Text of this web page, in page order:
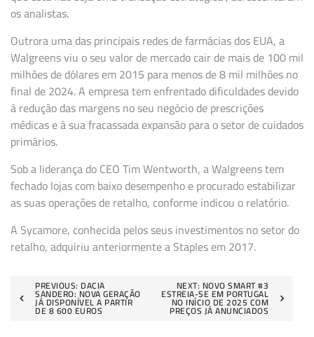
os analistas.
Outrora uma das principais redes de farmácias dos EUA, a
Walgreens viu o seu valor de mercado cair de mais de 100 mil
milhões de dólares em 2015 para menos de 8 mil milhões no
final de 2024. A empresa tem enfrentado dificuldades devido
à redução das margens no seu negócio de prescrições
médicas e à sua fracassada expansão para o setor de cuidados
primários.
Sob a liderança do CEO Tim Wentworth, a Walgreens tem
fechado lojas com baixo desempenho e procurado estabilizar
as suas operações de retalho, conforme indicou o relatório.
A Sycamore, conhecida pelos seus investimentos no setor do
retalho, adquiriu anteriormente a Staples em 2017.
Navegação
PREVIOUS: DACIA
SANDERO: NOVA GERAÇÃO
JÁ DISPONÍVEL A PARTIR
DE 8 600 EUROS
NEXT: NOVO SMART #3
ESTREIA-SE EM PORTUGAL
NO INÍCIO DE 2025 COM
PREÇOS JÁ ANUNCIADOS